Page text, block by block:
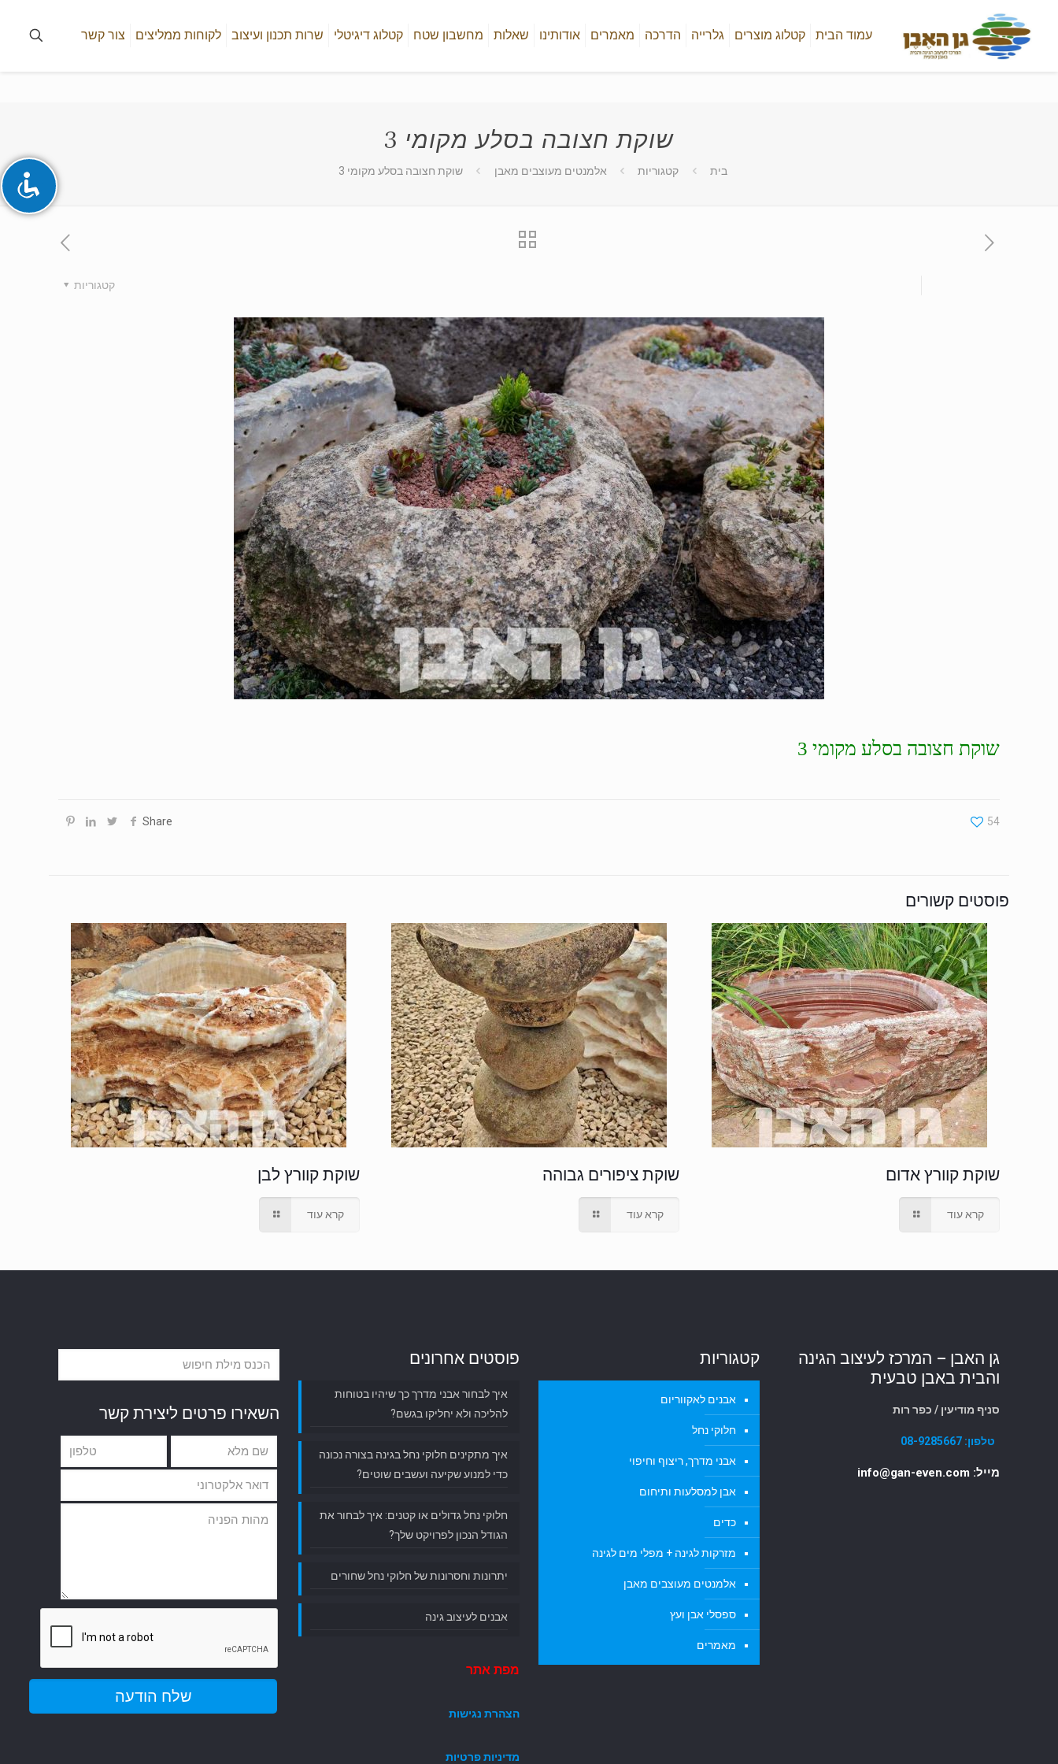
עמוד הבית קטלוג מוצרים גלרייה הדרכה מאמרים אודותינו שאלות מחשבון שטח קטלוג דיגיטלי שרות תכנון ועיצוב לקוחות ממליצים צור קשר
שוקת חצובה בסלע מקומי 3
בית קטגוריות אלמנטים מעוצבים מאבן שוקת חצובה בסלע מקומי 3
קטגוריות
שוקת חצובה בסלע מקומי 3
Share 54
פוסטים קשורים
שוקת קוורץ אדום
קרא עוד
שוקת ציפורים גבוהה
קרא עוד
שוקת קוורץ לבן
קרא עוד
גן האבן – המרכז לעיצוב הגינה
והבית באבן טבעית
סניף מודיעין / כפר רות
טלפון:08-9285667
מייל: info@gan-even.com
קטגוריות
אבנים לאקווריום
חלוקי נחל
אבני מדרך, ריצוף וחיפוי
אבן למסלעות ותיחום
כדים
מזרקות לגינה + מפלי מים לגינה
אלמנטים מעוצבים מאבן
ספסלי אבן ועץ
מאמרים
פוסטים אחרונים
איך לבחור אבני מדרך כך שיהיו בטוחות
להליכה ולא יחליקו בגשם?
איך מתקינים חלוקי נחל בגינה בצורה נכונה
כדי למנוע שקיעה ועשבים שוטים?
חלוקי נחל גדולים או קטנים: איך לבחור את
הגודל הנכון לפרויקט שלך?
יתרונות וחסרונות של חלוקי נחל שחורים
אבנים לעיצוב גינה
מפת אתר
הצהרת נגישות
מדיניות פרטיות
השאירו פרטים ליצירת קשר